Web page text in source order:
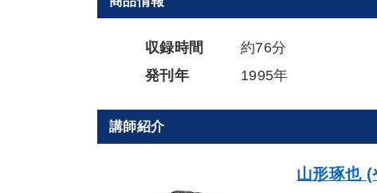
収録時間
約76分
発刊年
1995年
講師紹介
山形琢也 (